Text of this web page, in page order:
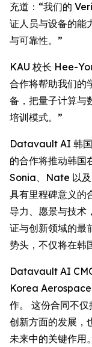
充道：“我们的
证人员与设备的能
与可靠性。”
KAU 校长 Hee-
合作将帮助我们的
备，把量子计算与
培训模式。”
Datavault AI 韩
的合作将推动韩国
Sonia、Nate 以
具有里程碑意义的
导力、愿景与技
证与创新领域的最
势头，不仅将在韩
Datavault AI
Korea Aerospace
作。 这份合同不
创新方面的发展，
未来中的关键作用